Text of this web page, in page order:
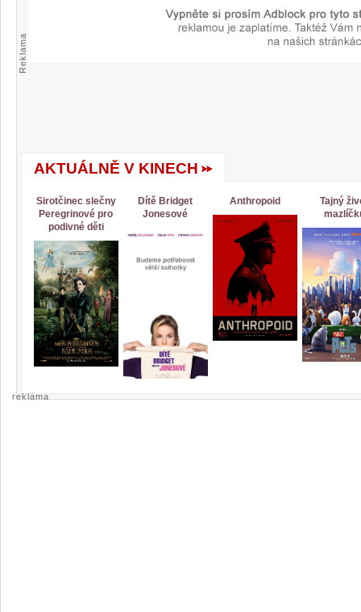
Reklama
AKTUÁLNĚ V KINECH
Sirotčinec slečny
Peregrinové pro
podivné děti
Dítě Bridget
Jonesové
Anthropoid
Tajný
reklama